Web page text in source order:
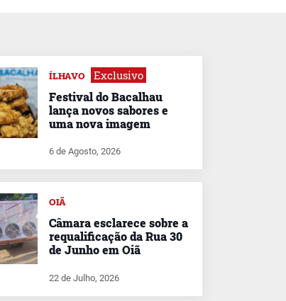
ÍLHAVO Exclusivo
Festival do Bacalhau
lança novos sabores e
uma nova imagem
6 de Agosto, 2026
OIÃ
Câmara esclarece sobre a
requalificação da Rua 30
de Junho em Oiã
22 de Julho, 2026